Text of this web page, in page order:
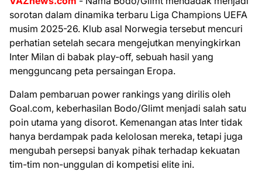
sorotan dalam dinamika terbaru Liga Champions UEFA
musim 2025-26. Klub asal Norwegia tersebut mencuri
perhatian setelah secara mengejutkan menyingkirkan
Inter Milan di babak play-off, sebuah hasil yang
mengguncang peta persaingan Eropa.
Dalam pembaruan power rankings yang dirilis oleh
Goal.com, keberhasilan Bodo/Glimt menjadi salah satu
poin utama yang disorot. Kemenangan atas Inter tidak
hanya berdampak pada kelolosan mereka, tetapi juga
mengubah persepsi banyak pihak terhadap kekuatan
tim-tim non-unggulan di kompetisi elite ini.